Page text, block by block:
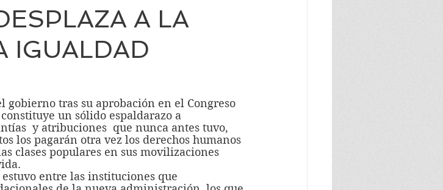
A LA
IGUALDAD
un sólido espaldarazo a
y atribuciones  que nunca antes tuvo,
los pagarán otra vez los derechos humanos
clases populares en sus movilizaciones